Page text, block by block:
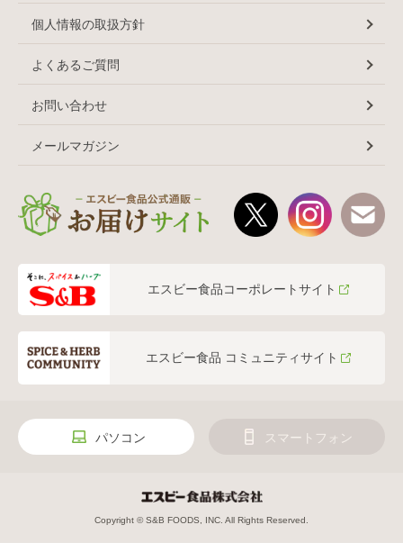
個人情報の取扱方針
よくあるご質問
お問い合わせ
メールマガジン
エスビー食品コーポレートサイト
エスビー食品 コミュニティサイト
パソコン スマートフォン
Copyright © S&B FOODS, INC. All Rights Reserved.